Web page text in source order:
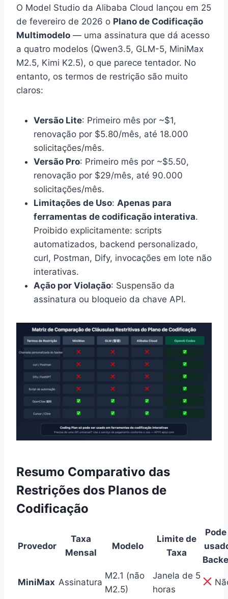
O Model Studio da Alibaba Cloud lançou em 25
de fevereiro de 2026 o Plano de Codificação
Multimodelo — uma assinatura que dá acesso
a quatro modelos (Qwen3.5, GLM-5, MiniMax
M2.5, Kimi K2.5), o que parece tentador. No
entanto, os termos de restrição são muito
claros:
Versão Lite: Primeiro mês por ~$1,
renovação por $5.80/mês, até 18.000
solicitações/mês.
Versão Pro: Primeiro mês por ~$5.50,
renovação por $29/mês, até 90.000
solicitações/mês.
Limitações de Uso: Apenas para
ferramentas de codificação interativa.
Proibido explicitamente: scripts
automatizados, backend personalizado,
curl, Postman, Dify, invocações em lote não
interativas.
Ação por Violação: Suspensão da
assinatura ou bloqueio da chave API.
Resumo Comparativo das
Restrições dos Planos de
Codificação
Provedor
Taxa
Mensal
Modelo
Limite de
Taxa
MiniMax Assinatura
M2.1 (não
M2.5)
Janela de 5
horas